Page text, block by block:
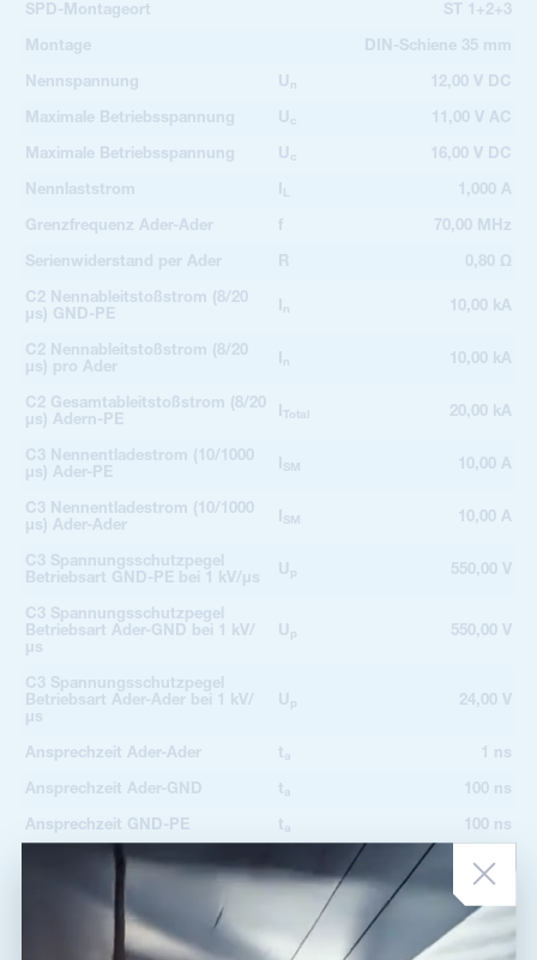
SPD-Montageort ST 1+2+3
Montage DIN-Schiene 35 mm
Nennspannung U n 12,00 V DC
Maximale Betriebsspannung U c 11,00 V AC
Maximale Betriebsspannung U c 16,00 V DC
Nennlaststrom L 1,000 A
Grenzfrequenz Ader-Ader f 70,00 MHz
Serienwiderstand per Ader R 0,80 Ω
C2 Nennableitstoßstrom (8/20
µs) GND-PE
n 10,00 kA
C2 Nennableitstoßstrom (8/20
µs) pro Ader
n 10,00 kA
C2 Gesamtableitstoßstrom (8/20
µs) Adern-PE
Total 20,00 kA
C3 Nennentladestrom (10/1000
µs) Ader-PE
SM 10,00 A
C3 Nennentladestrom (10/1000
µs) Ader-Ader
SM 10,00 A
C3 Spannungsschutzpegel
Betriebsart GND-PE bei 1 kV/µs
U p 550,00 V
C3 Spannungsschutzpegel
Betriebsart Ader-GND bei 1 kV/
µs
U p 550,00 V
C3 Spannungsschutzpegel
Betriebsart Ader-Ader bei 1 kV/
µs
U p 24,00 V
Ansprechzeit Ader-Ader t a 1 ns
Ansprechzeit Ader-GND t a 100 ns
Ansprechzeit GND-PE t a 100 ns
Anschluss (Ein-/Ausgang) Klemmen-Klemmen
0,14 mm
Max. Querschnitt für Seil 4,00 mm